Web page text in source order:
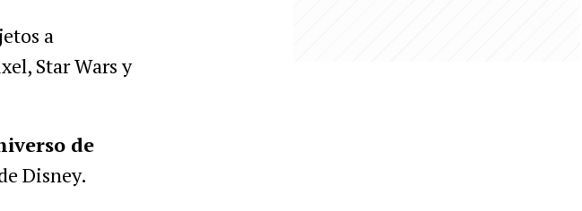
a
Star Wars y
de
Disney.